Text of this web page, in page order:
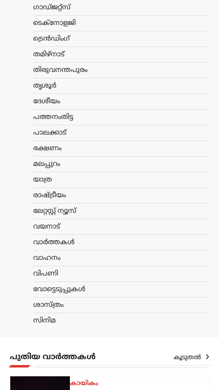
ഗാഡ്ജറ്റ്സ്
ടെക്നോളജി
ട്രെൻഡിംഗ്
തമിഴ്നാട്
തിരുവനന്തപുരം
തൃശൂർ
ദേശീയം
പത്തനംതിട്ട
പാലക്കാട്
ഭക്ഷണം
മലപ്പുറം
യാത്ര
രാഷ്ട്രീയം
ലേറ്റസ്റ്റ് ന്യൂസ്
വയനാട്
വാർത്തകൾ
വാഹനം
വിപണി
വോട്ടെടുപ്പുകൾ
ശാസ്ത്രം
സിനിമ
പുതിയ വാർത്തകൾ കൂടുതൽ
അന്താരാഷ്ട്രം
ലേറ്റസ്റ്റ് ന്യൂസ്
സർക്കാർ നിർദേശം;
ഉത്തരകൊറിയയുടെ
ഉത്തരകൊറിയയിൽ അനുഭവപ്പെടുന്ന
അതിശക്തമായ ചൂടിനിടെ
നൽകിയ ആരോഗ്യ നിർദേശം
ദോഷഫലങ്ങൾ കുറയ്ക്കാനുമായി
കായികം
കോമൺവെൽത്ത്
ഉഗാണ്ടൻ
ബോക്സർമാരെ
അന്വേഷണം ആരംഭിച്ച്
യുകെ പൊലീസ്
ന്യൂസ് ഡെസ്ക്
ഓഗസ്റ്റ്‌ 6, 2026
സംഭവത്തിൽ യുകെ പൊലീസ്
അന്വേഷണം ആരംഭിച്ചതായി അറിയിച്ചു.